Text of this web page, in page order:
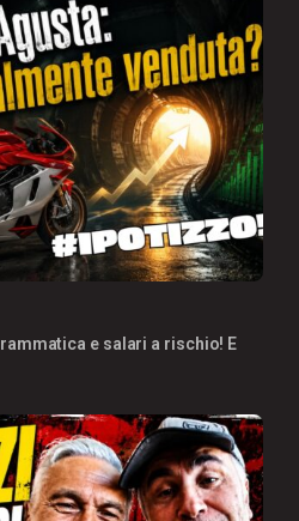
e salari a rischio! E